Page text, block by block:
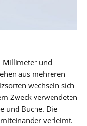
Millimeter und
aus mehreren
wechseln sich
Zweck verwendeten
und Buche. Die
verleimt.